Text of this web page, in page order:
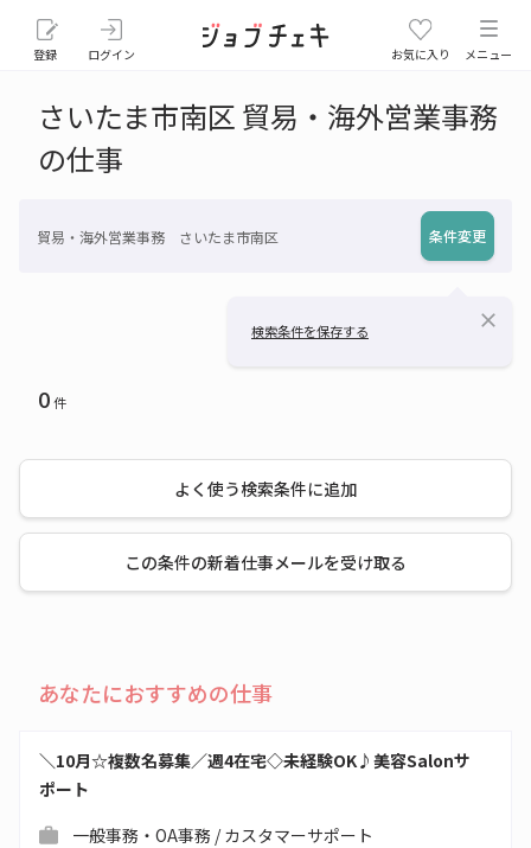
登録 ログイン お気に入り メニュー
さいたま市南区 貿易・海外営業事務
の仕事
貿易・海外営業事務 さいたま市南区 条件変更
検索条件を保存する close
0件
よく使う検索条件に追加
この条件の新着仕事メールを受け取る
あなたにおすすめの仕事
＼10月☆複数名募集／週4在宅◇未経験OK♪美容Salonサ
ポート
一般事務・OA事務 / カスタマーサポート